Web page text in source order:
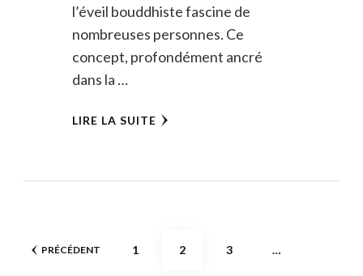
l’éveil bouddhiste fascine de
nombreuses personnes. Ce
concept, profondément ancré
dans la …
LIRE LA SUITE
Pagination
PRÉCÉDENT PAGE
1 PAGE
2 PAGE
3 …